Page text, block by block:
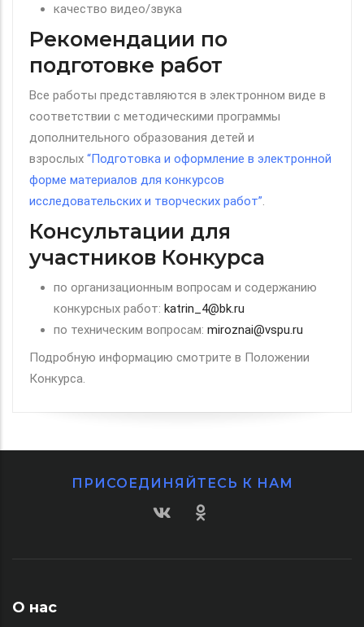
качество видео/звука
Рекомендации по
подготовке работ
Все работы представляются в электронном виде в
соответствии с методическими программы
дополнительного образования детей и
взрослых “Подготовка и оформление в электронной
форме материалов для конкурсов
исследовательских и творческих работ”.
Консультации для
участников Конкурса
по организационным вопросам и содержанию
конкурсных работ: katrin_4@bk.ru
по техническим вопросам: miroznai@vspu.ru
Подробную информацию смотрите в Положении
Конкурса.
ПРИСОЕДИНЯЙТЕСЬ К НАМ
О нас